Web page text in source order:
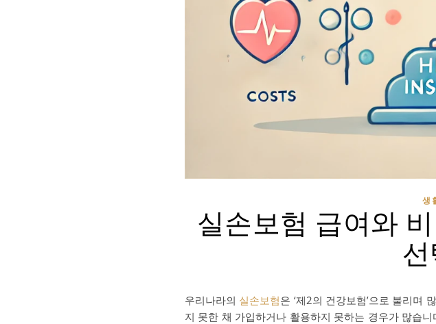
생
실손보험 급여와
우리나라의 실손보험은 ‘제2의 건강보험’으로 불리며
지 못한 채 가입하거나 활용하지 못하는 경우가 많습